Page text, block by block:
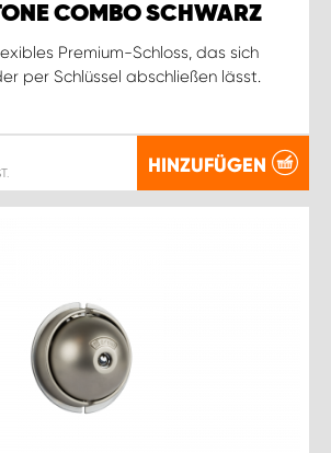
COMBO SCHWARZ
Premium-Schloss, das sich
per Schlüssel abschließen lässt.
HINZUFÜGEN